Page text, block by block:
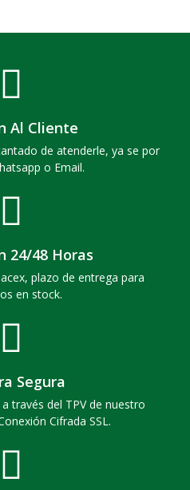
Al Cliente
de atenderle, ya se por
o Email.
24/48 Horas
plazo de entrega para
en stock.
Segura
través del TPV de nuestro
Cifrada SSL.